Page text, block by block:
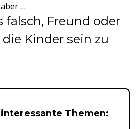
…
falsch, Freund oder
Kinder sein zu
&
Themen: